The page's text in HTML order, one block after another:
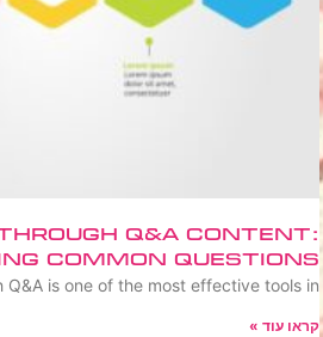
Q&A Content:
Common Questions
is one of the most effective tools in
קראו עוד »